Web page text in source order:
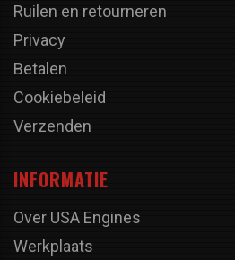
Ruilen en retourneren
Privacy
Betalen
Cookiebeleid
Verzenden
INFORMATIE
Over USA Engines
Werkplaats